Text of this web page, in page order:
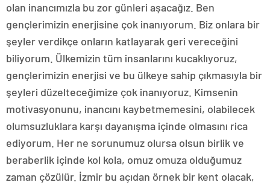
olan inancımızla bu zor günleri aşacağız. Ben
gençlerimizin enerjisine çok inanıyorum. Biz onlara bir
şeyler verdikçe onların katlayarak geri vereceğini
biliyorum. Ülkemizin tüm insanlarını kucaklıyoruz,
gençlerimizin enerjisi ve bu ülkeye sahip çıkmasıyla bir
şeyleri düzelteceğimize çok inanıyoruz. Kimsenin
motivasyonunu, inancını kaybetmemesini, olabilecek
olumsuzluklara karşı dayanışma içinde olmasını rica
ediyorum. Her ne sorunumuz olursa olsun birlik ve
beraberlik içinde kol kola, omuz omuza olduğumuz
zaman çözülür. İzmir bu açıdan örnek bir kent olacak,